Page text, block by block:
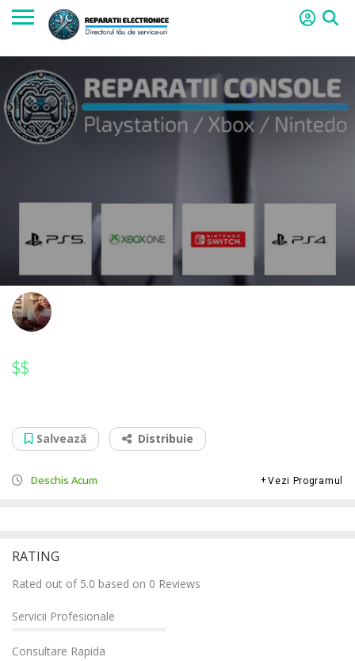
$$
Salvează
Distribuie
Deschis Acum Vezi Programul
RATING
Rated out of 5.0 based on 0 Reviews
Servicii Profesionale
Consultare Rapida